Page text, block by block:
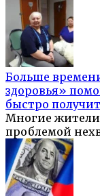
Больше
здоровья»
быстро
Многие жители
проблемой